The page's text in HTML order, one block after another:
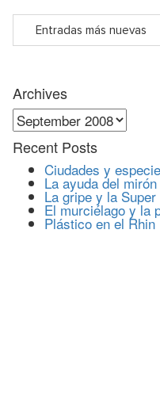
Entradas más nuevas
Archives
Archives
Recent Posts
Ciudades y
La ayuda del mirón
La gripe y la Super
El murciélago y la
Plástico en el Rhin